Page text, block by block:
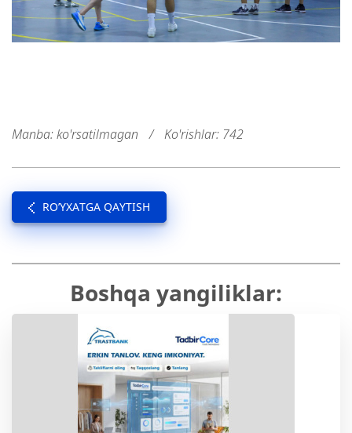
Manba: ko'rsatilmagan / Ko'rishlar: 742
RO’YXATGA QAYTISH
Boshqa yangiliklar: